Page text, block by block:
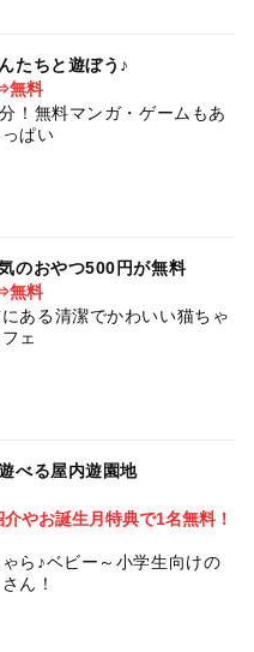
たちと遊ぼう♪
無料
！無料マンガ・ゲームもあ
ぱい
のおやつ500円が無料
無料
ある清潔でかわいい猫ちゃ
ェ
べる屋内遊園地
やお誕生月特典で1名無料！
ら♪ベビー～小学生向けの
ん！